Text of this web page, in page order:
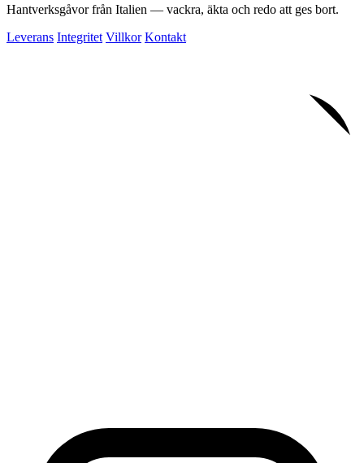
Hantverksgåvor från Italien — vackra, äkta och redo att ges bort.
Leverans Integritet Villkor Kontakt